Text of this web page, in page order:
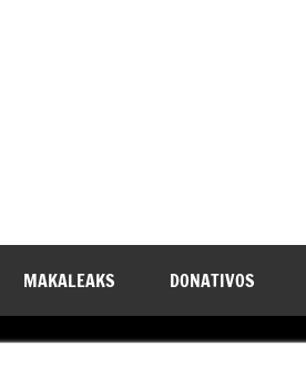
MAKALEAKS DONATIVOS